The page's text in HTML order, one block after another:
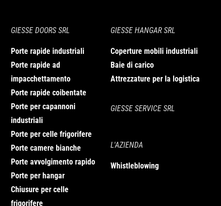
budget limitato. Occasionalmente
disponiamo di tensostrutture usate in
vendita, ideali per coperture industriali,
magazzini temporanei e molto altro.
Le tensostrutture usate
disponibili
Disponiamo di diverse misure e modelli
di tensostrutture usate per soddisfare
ogni esigenza:
Tensostrutture di piccole e medie dimensioni
GIESSE DOORS SRL
Porte rapide industriali
Porte rapide ad
impacchettamento
Porte rapide coibentate
Porte per capannoni
industriali
Porte per celle frigorifere
Porte camere bianche
Porte avvolgimento rapido
Porte per hangar
Chiusure per celle
frigorifere
GIESSE HANGAR SRL
Coperture mobili industriali
Baie di carico
Attrezzature per la logistica
GIESSE SERVICE SRL
L'AZIENDA
Whistleblowing